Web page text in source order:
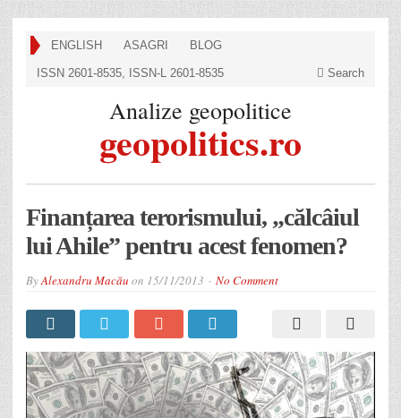
ENGLISH ASAGRI BLOG
ISSN 2601-8535, ISSN-L 2601-8535 Search
Analize geopolitice
geopolitics.ro
Finanțarea terorismului, „călcâiul
lui Ahile” pentru acest fenomen?
ByAlexandru Macău on 15/11/2013 No Comment